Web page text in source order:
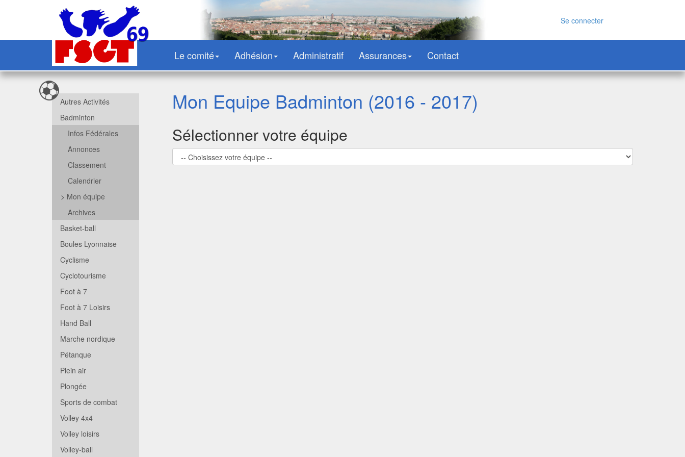
Se connecter
Le comité Adhésion Administratif Assurances Contact
Autres Activités
Badminton
Infos Fédérales
Annonces
Classement
Calendrier
> Mon équipe
Archives
Basket-ball
Boules Lyonnaise
Cyclisme
Cyclotourisme
Foot à 7
Foot à 7 Loisirs
Hand Ball
Marche nordique
Pétanque
Plein air
Plongée
Sports de combat
Volley 4x4
Volley loisirs
Volley-ball
Mon Equipe Badminton (2016 - 2017)
Sélectionner votre équipe